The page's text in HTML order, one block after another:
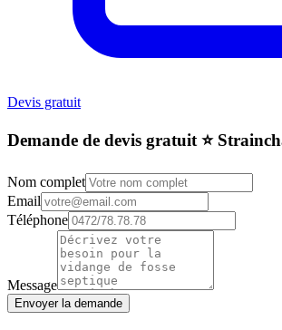
Devis gratuit
Demande de devis gratuit ⭐️
Nom complet
Email
Téléphone
Message
Envoyer la demande